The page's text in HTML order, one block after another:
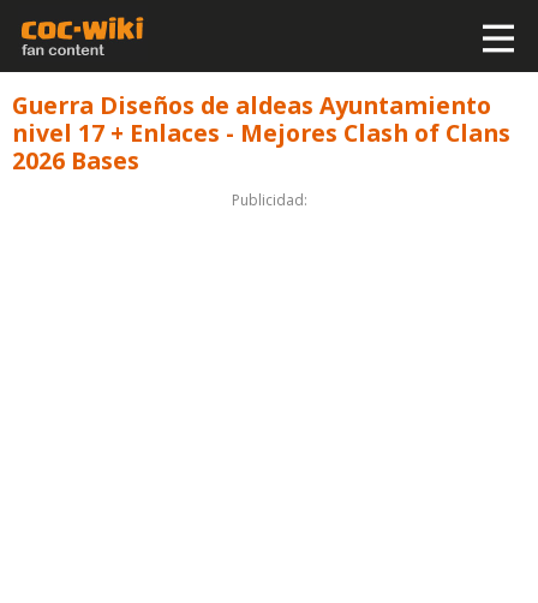
Guerra Diseños de aldeas Ayuntamiento
nivel 17 + Enlaces - Mejores Clash of Clans
2026 Bases
Publicidad: